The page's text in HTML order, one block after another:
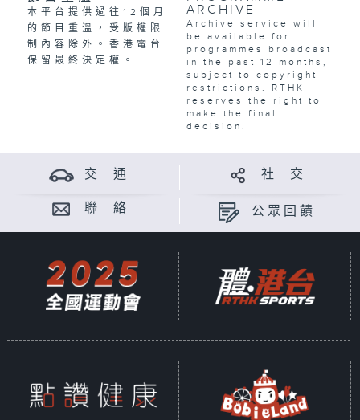
本平台提供過往12個月
的節目重溫，受版權限
制內容除外。香港電台
保留最終決定權。
ARCHIVE
Archive service will
be available for
programmes broadcast
in the past 12 months,
subject to copyright
restrictions. RTHK
reserves the right to
make the final
decision.
交 通 社 交
聯 絡 公眾回饋